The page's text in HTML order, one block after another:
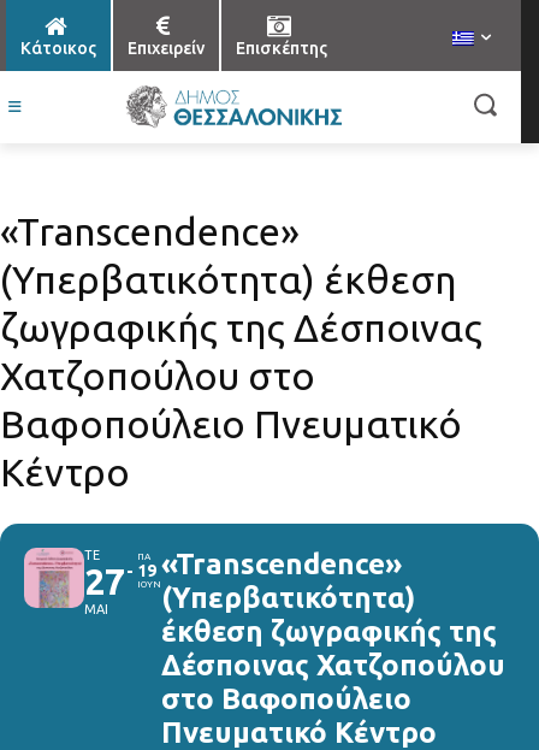
Κάτοικος Επιχειρείν Επισκέπτης
«Transcendence»
(Υπερβατικότητα) έκθεση
ζωγραφικής της Δέσποινας
Χατζοπούλου στο
Βαφοπούλειο Πνευματικό
Κέντρο
ΤΕ
27
ΜΑΙ
ΠΑ
19
ΙΟΥΝ
«Transcendence»
(Υπερβατικότητα)
έκθεση ζωγραφικής της
Δέσποινας Χατζοπούλου
στο Βαφοπούλειο
Πνευματικό Κέντρο